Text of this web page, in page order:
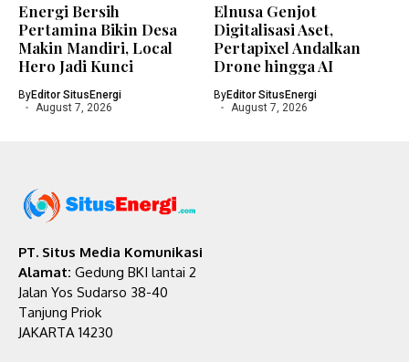
Energi Bersih
Pertamina Bikin Desa
Makin Mandiri, Local
Hero Jadi Kunci
ByEditor SitusEnergi
August 7, 2026
Elnusa Genjot
Digitalisasi Aset,
Pertapixel Andalkan
Drone hingga AI
ByEditor SitusEnergi
August 7, 2026
PT. Situs Media Komunikasi
Alamat: Gedung BKI lantai 2
Jalan Yos Sudarso 38-40
Tanjung Priok
JAKARTA 14230